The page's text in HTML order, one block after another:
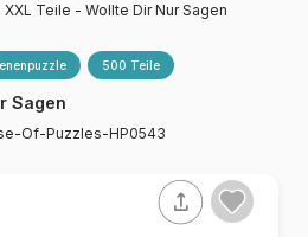
XXL Teile - Wollte Dir Nur Sagen
500 Teile
Sagen
Of-Puzzles-HP0543